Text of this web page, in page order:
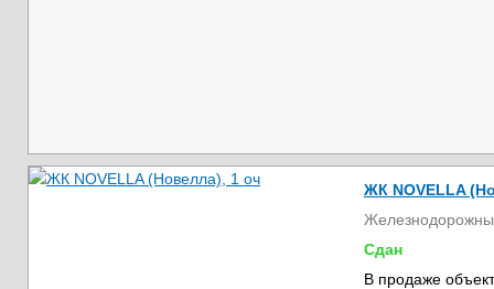
ЖК NOVELLA
Сдан
В продаже